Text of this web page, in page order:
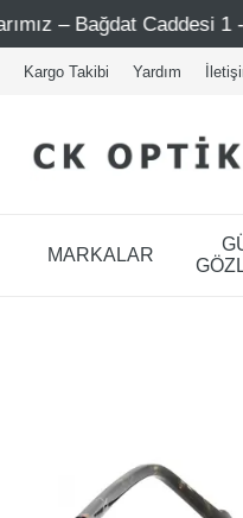
Caddesi 1 - Bağdat
Kargo Takibi Yardım
MARKALAR